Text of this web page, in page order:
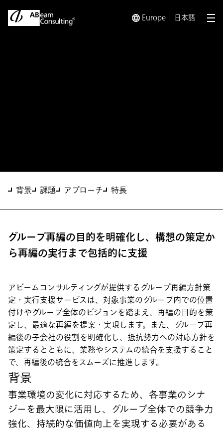
Europe 日本語 メ
背景 課題 アプローチ 特長
グループ再編の目的を明確化し、構想の策定か
ら再編の実行まで包括的に支援
アビームコンサルティングが提供するグループ再編方針策
定・実行支援サービスは、対象事業のグループ内での位置
付けやグループ全体のビジョンを踏まえ、再編の目的を策
定し、最適な再編を提案・実現します。また、グループ再
編後の子会社の役割を明確化し、抵抗勢力への対応方針を
策定するとともに、業務やシステムの統合を支援すること
で、再編後の統合をスムーズに推進します。
背景
事業環境の変化に対応するため、各事業のシナ
ジーを最大限に活用し、グループ全体での競争力
強化、持続的な価値向上を実現する必要がある